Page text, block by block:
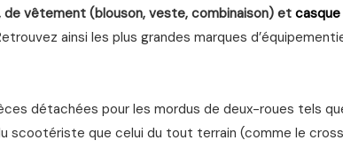
de vêtement (blouson, veste, combinaison) et
ainsi les plus grandes marques
détachées pour les mordus de deux-roues tels
scootériste que celui du tout terrain (comme le cross